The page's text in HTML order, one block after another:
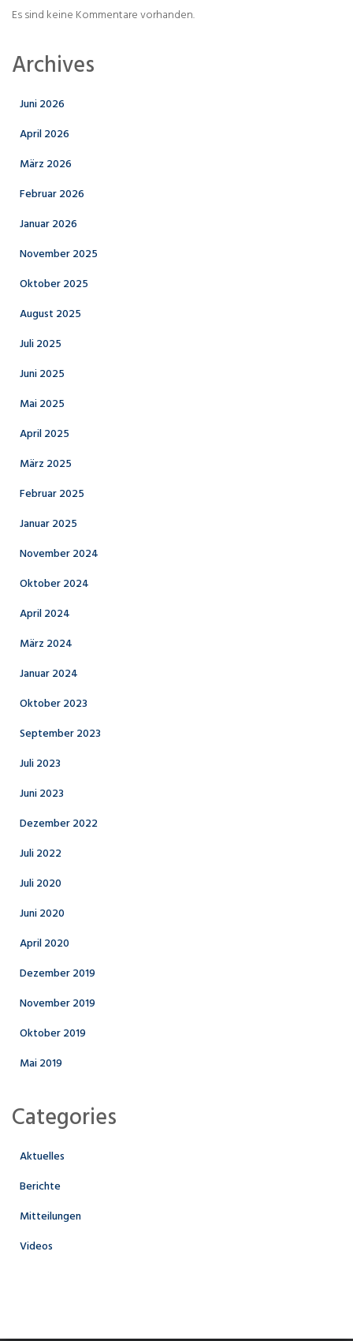
Es sind keine Kommentare vorhanden.
Archives
Juni 2026
April 2026
März 2026
Februar 2026
Januar 2026
November 2025
Oktober 2025
August 2025
Juli 2025
Juni 2025
Mai 2025
April 2025
März 2025
Februar 2025
Januar 2025
November 2024
Oktober 2024
April 2024
März 2024
Januar 2024
Oktober 2023
September 2023
Juli 2023
Juni 2023
Dezember 2022
Juli 2022
Juli 2020
Juni 2020
April 2020
Dezember 2019
November 2019
Oktober 2019
Mai 2019
Categories
Aktuelles
Berichte
Mitteilungen
Videos